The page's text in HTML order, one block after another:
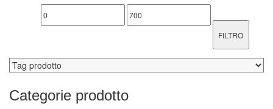
FILTRO
Categorie prodotto